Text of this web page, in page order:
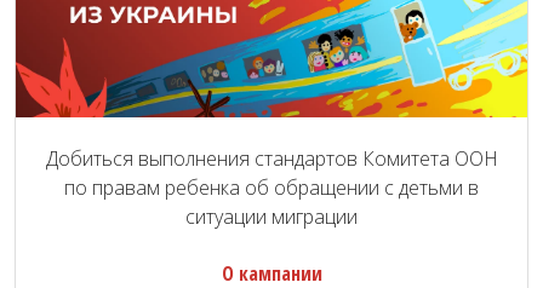
Добиться выполнения стандартов Комитета ООН
по правам ребенка об обращении с детьми в
ситуации миграции
О кампании